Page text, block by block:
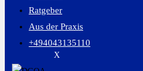
X
Ratgeber
Aus der Praxis
+494043135110